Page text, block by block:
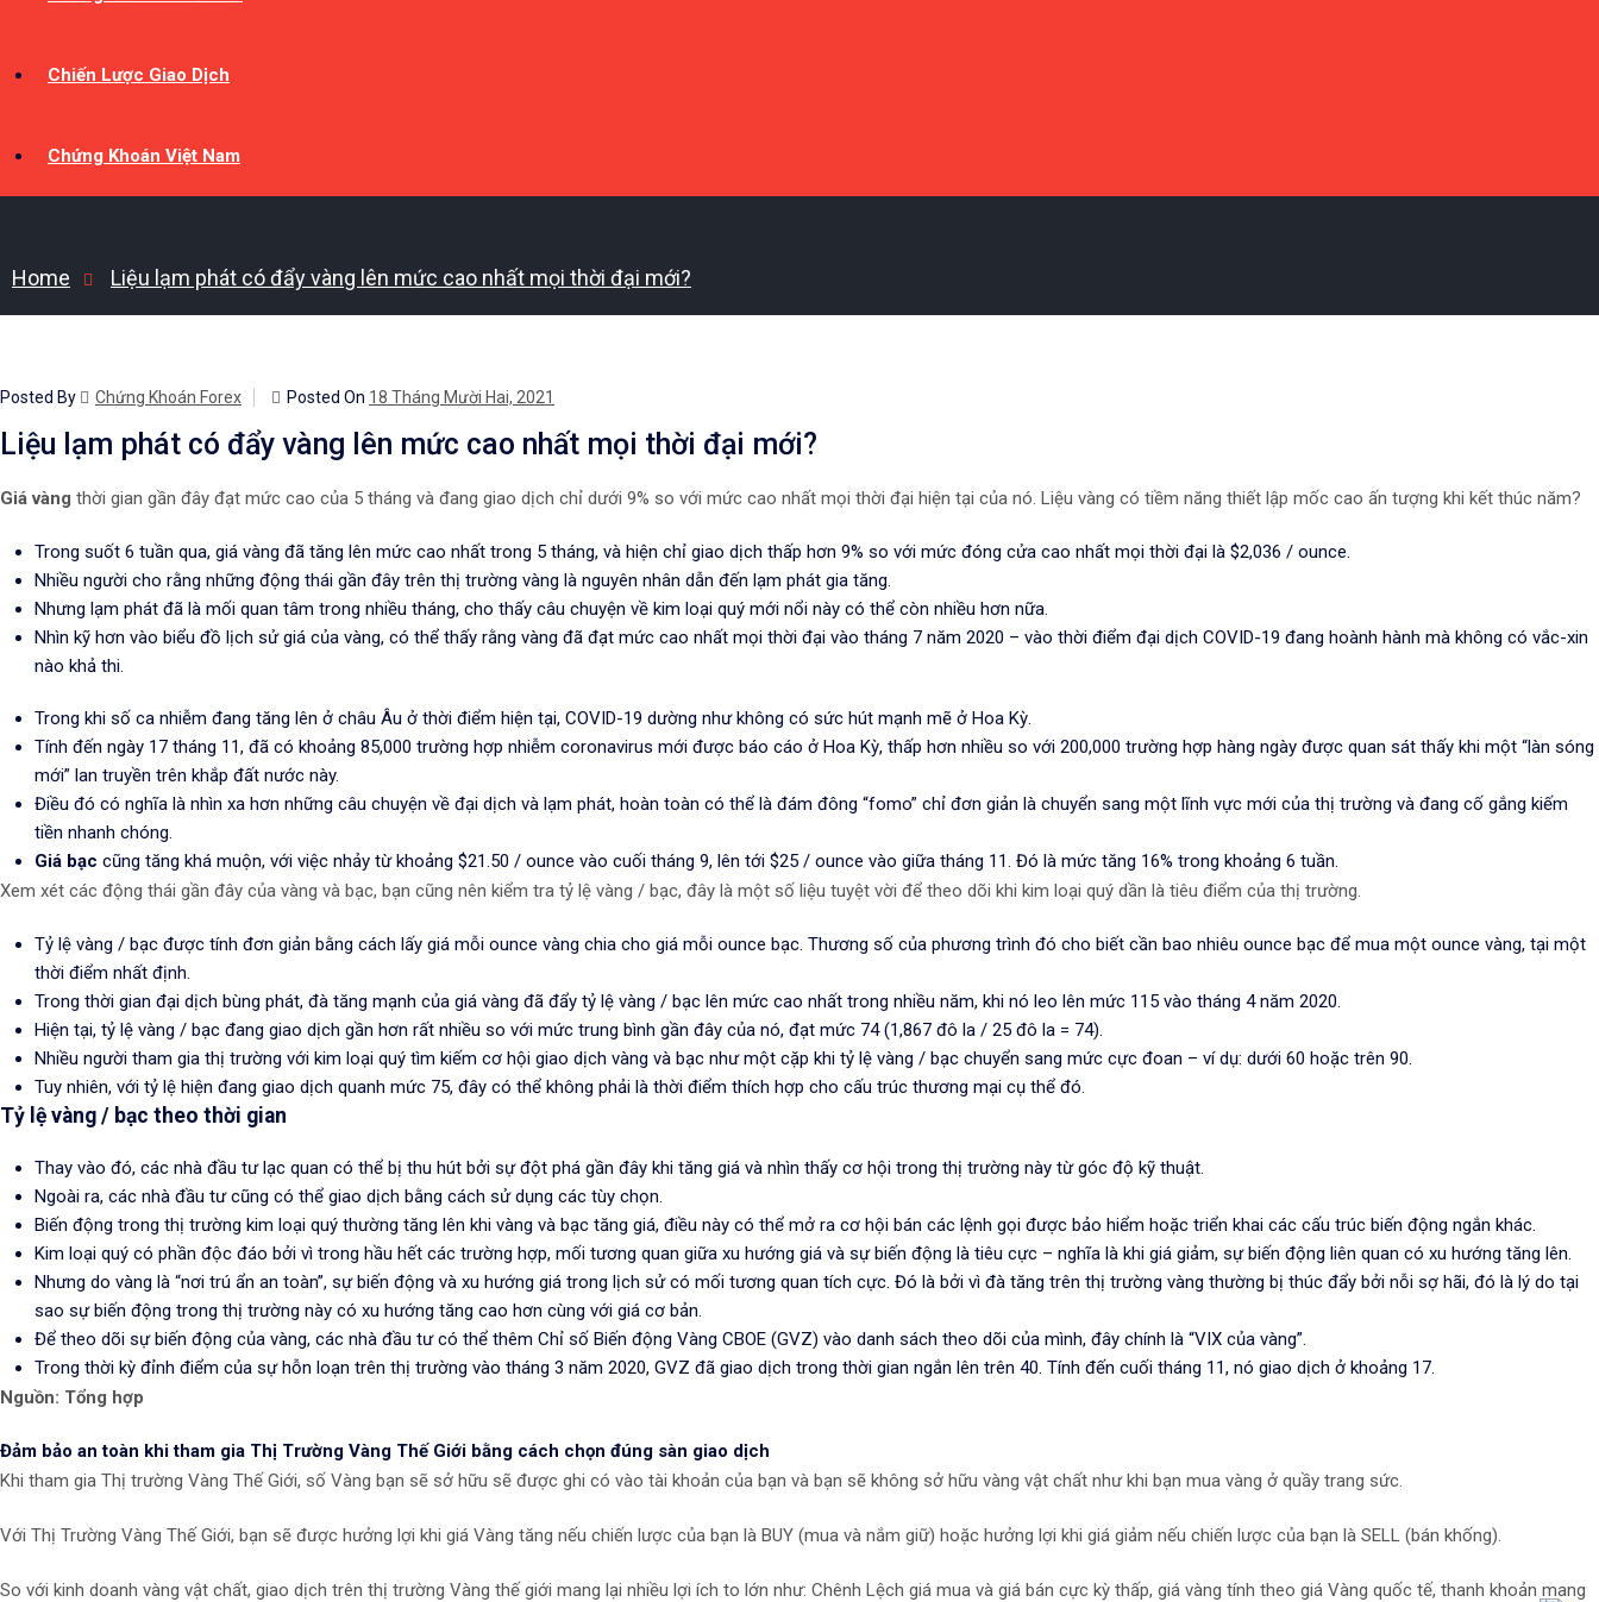
Chiến Lược Giao Dịch
Chứng Khoán Việt Nam
Home Liệu lạm phát có đẩy vàng lên mức cao nhất mọi thời đại mới?
Posted By Chứng Khoán Forex Posted On 18 Tháng Mười Hai, 2021
Liệu lạm phát có đẩy vàng lên mức cao nhất mọi thời đại mới?
Giá vàng thời gian gần đây đạt mức cao của 5 tháng và đang giao dịch chỉ dưới 9% so với mức cao nhất mọi thời đại hiện tại của nó. Liệu vàng có tiềm năng thiết lập mốc cao ấn tượng khi kết thúc năm?
Trong suốt 6 tuần qua, giá vàng đã tăng lên mức cao nhất trong 5 tháng, và hiện chỉ giao dịch thấp hơn 9% so với mức đóng cửa cao nhất mọi thời đại là $2,036 / ounce.
Nhiều người cho rằng những động thái gần đây trên thị trường vàng là nguyên nhân dẫn đến lạm phát gia tăng.
Nhưng lạm phát đã là mối quan tâm trong nhiều tháng, cho thấy câu chuyện về kim loại quý mới nổi này có thể còn nhiều hơn nữa.
Nhìn kỹ hơn vào biểu đồ lịch sử giá của vàng, có thể thấy rằng vàng đã đạt mức cao nhất mọi thời đại vào tháng 7 năm 2020 – vào thời điểm đại dịch COVID-19 đang hoành hành mà không có vắc-xin
nào khả thi.
Trong khi số ca nhiễm đang tăng lên ở châu Âu ở thời điểm hiện tại, COVID-19 dường như không có sức hút mạnh mẽ ở Hoa Kỳ.
Tính đến ngày 17 tháng 11, đã có khoảng 85,000 trường hợp nhiễm coronavirus mới được báo cáo ở Hoa Kỳ, thấp hơn nhiều so với 200,000 trường hợp hàng ngày được quan sát thấy khi một “làn sóng
mới” lan truyền trên khắp đất nước này.
Điều đó có nghĩa là nhìn xa hơn những câu chuyện về đại dịch và lạm phát, hoàn toàn có thể là đám đông “fomo” chỉ đơn giản là chuyển sang một lĩnh vực mới của thị trường và đang cố gắng kiếm
tiền nhanh chóng.
Giá bạc cũng tăng khá muộn, với việc nhảy từ khoảng $21.50 / ounce vào cuối tháng 9, lên tới $25 / ounce vào giữa tháng 11. Đó là mức tăng 16% trong khoảng 6 tuần.
Xem xét các động thái gần đây của vàng và bạc, bạn cũng nên kiểm tra tỷ lệ vàng / bạc, đây là một số liệu tuyệt vời để theo dõi khi kim loại quý dần là tiêu điểm của thị trường.
Tỷ lệ vàng / bạc được tính đơn giản bằng cách lấy giá mỗi ounce vàng chia cho giá mỗi ounce bạc. Thương số của phương trình đó cho biết cần bao nhiêu ounce bạc để mua một ounce vàng, tại một
thời điểm nhất định.
Trong thời gian đại dịch bùng phát, đà tăng mạnh của giá vàng đã đẩy tỷ lệ vàng / bạc lên mức cao nhất trong nhiều năm, khi nó leo lên mức 115 vào tháng 4 năm 2020.
Hiện tại, tỷ lệ vàng / bạc đang giao dịch gần hơn rất nhiều so với mức trung bình gần đây của nó, đạt mức 74 (1,867 đô la / 25 đô la = 74).
Nhiều người tham gia thị trường với kim loại quý tìm kiếm cơ hội giao dịch vàng và bạc như một cặp khi tỷ lệ vàng / bạc chuyển sang mức cực đoan – ví dụ: dưới 60 hoặc trên 90.
Tuy nhiên, với tỷ lệ hiện đang giao dịch quanh mức 75, đây có thể không phải là thời điểm thích hợp cho cấu trúc thương mại cụ thể đó.
Tỷ lệ vàng / bạc theo thời gian
Thay vào đó, các nhà đầu tư lạc quan có thể bị thu hút bởi sự đột phá gần đây khi tăng giá và nhìn thấy cơ hội trong thị trường này từ góc độ kỹ thuật.
Ngoài ra, các nhà đầu tư cũng có thể giao dịch bằng cách sử dụng các tùy chọn.
Biến động trong thị trường kim loại quý thường tăng lên khi vàng và bạc tăng giá, điều này có thể mở ra cơ hội bán các lệnh gọi được bảo hiểm hoặc triển khai các cấu trúc biến động ngắn khác.
Kim loại quý có phần độc đáo bởi vì trong hầu hết các trường hợp, mối tương quan giữa xu hướng giá và sự biến động là tiêu cực – nghĩa là khi giá giảm, sự biến động liên quan có xu hướng tăng lên.
Nhưng do vàng là “nơi trú ẩn an toàn”, sự biến động và xu hướng giá trong lịch sử có mối tương quan tích cực. Đó là bởi vì đà tăng trên thị trường vàng thường bị thúc đẩy bởi nỗi sợ hãi, đó là lý do tại
sao sự biến động trong thị trường này có xu hướng tăng cao hơn cùng với giá cơ bản.
Để theo dõi sự biến động của vàng, các nhà đầu tư có thể thêm Chỉ số Biến động Vàng CBOE (GVZ) vào danh sách theo dõi của mình, đây chính là “VIX của vàng”.
Trong thời kỳ đỉnh điểm của sự hỗn loạn trên thị trường vào tháng 3 năm 2020, GVZ đã giao dịch trong thời gian ngắn lên trên 40. Tính đến cuối tháng 11, nó giao dịch ở khoảng 17.
Nguồn: Tổng hợp
Đảm bảo an toàn khi tham gia Thị Trường Vàng Thế Giới bằng cách chọn đúng sàn giao dịch
Khi tham gia Thị trường Vàng Thế Giới, số Vàng bạn sẽ sở hữu sẽ được ghi có vào tài khoản của bạn và bạn sẽ không sở hữu vàng vật chất như khi bạn mua vàng ở quầy trang sức.
Với Thị Trường Vàng Thế Giới, bạn sẽ được hưởng lợi khi giá Vàng tăng nếu chiến lược của bạn là BUY (mua và nắm giữ) hoặc hưởng lợi khi giá giảm nếu chiến lược của bạn là SELL (bán khống).
So với kinh doanh vàng vật chất, giao dịch trên thị trường Vàng thế giới mang lại nhiều lợi ích to lớn như: Chênh Lệch giá mua và giá bán cực kỳ thấp, giá vàng tính theo giá Vàng quốc tế, thanh khoản mang